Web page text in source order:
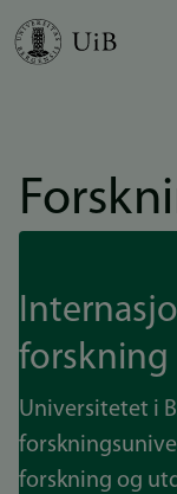
Hopp
forskning
Universitetet i
forskning og